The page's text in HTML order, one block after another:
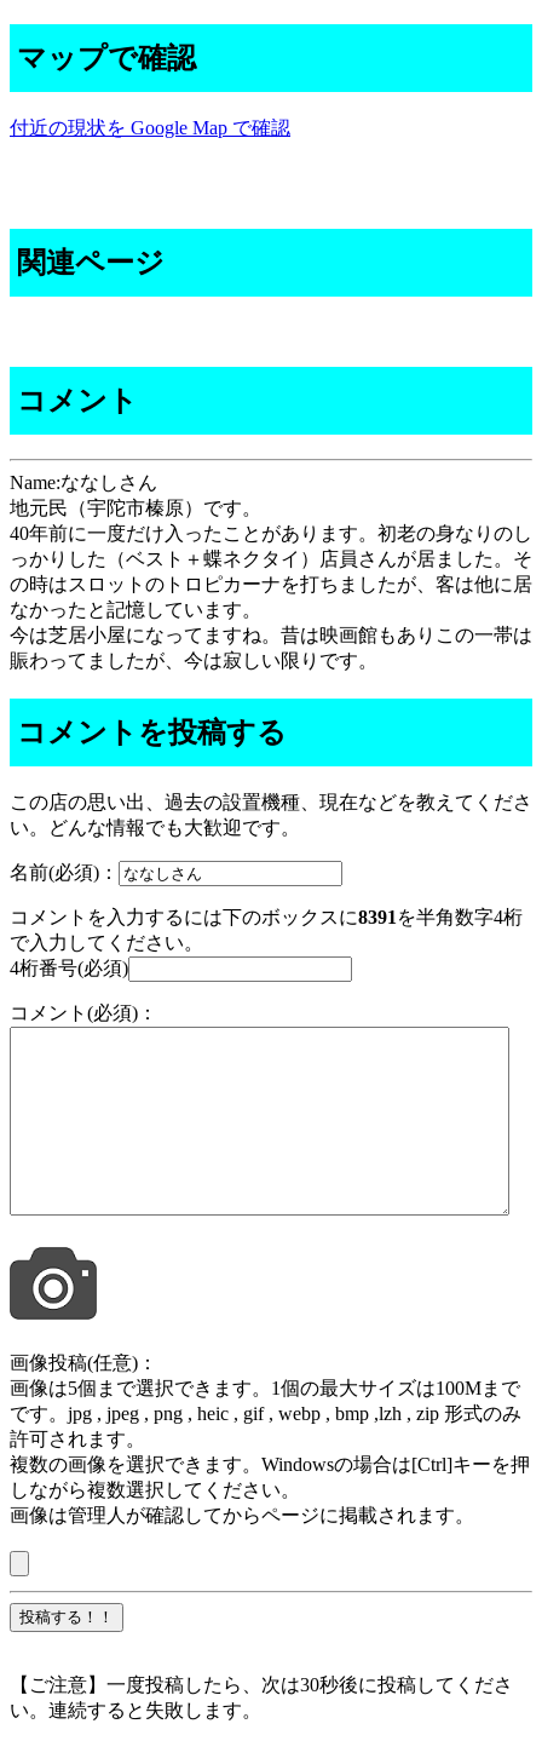
マップで確認
付近の現状を Google Map で確認
関連ページ
コメント
Name:ななしさん
地元民（宇陀市榛原）です。
40年前に一度だけ入ったことがあります。初老の身なりのし
っかりした（ベスト＋蝶ネクタイ）店員さんが居ました。そ
の時はスロットのトロピカーナを打ちましたが、客は他に居
なかったと記憶しています。
今は芝居小屋になってますね。昔は映画館もありこの一帯は
賑わってましたが、今は寂しい限りです。
コメントを投稿する
この店の思い出、過去の設置機種、現在などを教えてくださ
い。どんな情報でも大歓迎です。
名前(必須)：
コメントを入力するには下のボックスに8391 を半角数字4桁
で入力してください。
4桁番号(必須)
コメント(必須)：
画像投稿(任意)：
画像は5個まで選択できます。1個の最大サイズは100Mまで
です。jpg , jpeg , png , heic , gif , webp , bmp ,lzh , zip 形式のみ
許可されます。
複数の画像を選択できます。Windowsの場合は[Ctrl]キーを押
しながら複数選択してください。
画像は管理人が確認してからページに掲載されます。
【ご注意】一度投稿したら、次は30秒後に投稿してくださ
い。連続すると失敗します。